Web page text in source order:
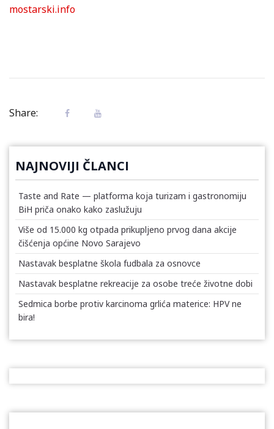
mostarski.info
Share:
NAJNOVIJI ČLANCI
Taste and Rate — platforma koja turizam i gastronomiju
BiH priča onako kako zaslužuju
Više od 15.000 kg otpada prikupljeno prvog dana akcije
čišćenja općine Novo Sarajevo
Nastavak besplatne škola fudbala za osnovce
Nastavak besplatne rekreacije za osobe treće životne dobi
Sedmica borbe protiv karcinoma grlića materice: HPV ne
bira!